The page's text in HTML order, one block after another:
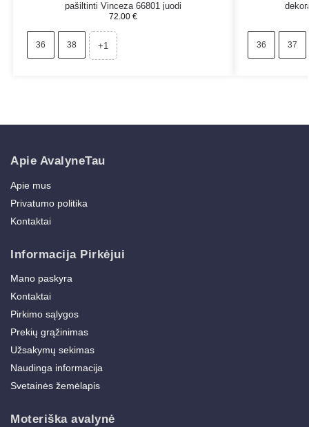
pašiltinti Vinceza 66801 juodi
72.00€
36 38 +1 36 37
Apie AvalyneTau
Apie mus
Privatumo politika
Kontaktai
Informacija Pirkėjui
Mano paskyra
Kontaktai
Pirkimo sąlygos
Prekių grąžinimas
Užsakymų sekimas
Naudinga informacija
Svetainės žemėlapis
Moteriška avalynė